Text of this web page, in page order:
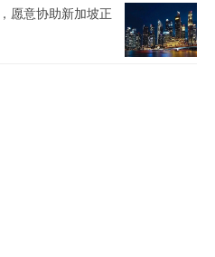
愿意协助新加坡正